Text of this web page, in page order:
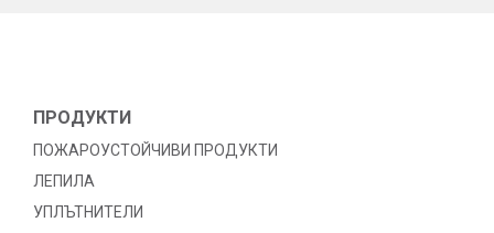
ПРОДУКТИ
ПОЖАРОУСТОЙЧИВИ ПРОДУКТИ
ЛЕПИЛА
УПЛЪТНИТЕЛИ